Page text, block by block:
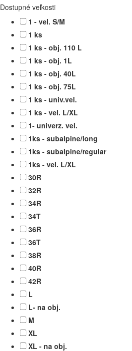
Dostupné veľkosti
1 - vel. S/M
1 ks
1 ks - obj. 110 L
1 ks - obj. 1L
1 ks - obj. 40L
1 ks - obj. 75L
1 ks - univ.vel.
1 ks - vel. L/XL
1- univerz. vel.
1ks - subalpine/long
1ks - subalpine/regular
1ks - vel. L/XL
30R
32R
34R
34T
36R
36T
38R
40R
42R
L
L- na obj.
M
XL
XL - na obj.